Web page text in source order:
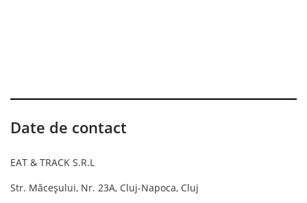
Date de contact
EAT & TRACK S.R.L
Str. Măceșului, Nr. 23A, Cluj-Napoca, Cluj